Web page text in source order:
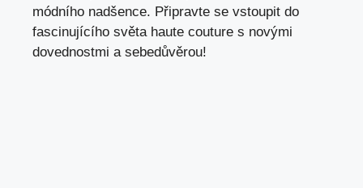
módního nadšence. Připravte se vstoupit do
fascinujícího světa haute couture s novými
dovednostmi a sebedůvěrou!